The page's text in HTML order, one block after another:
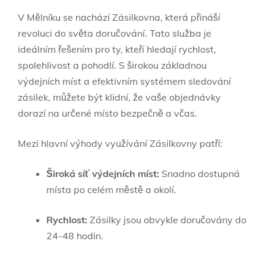
V Mělníku se nachází Zásilkovna, která přináší
revoluci do světa doručování. Tato služba je
ideálním řešením pro ty, kteří hledají rychlost,
spolehlivost a pohodlí. S širokou základnou
výdejních míst a efektivním systémem sledování
zásilek, můžete být klidní, že vaše objednávky
dorazí na určené místo bezpečně a včas.
Mezi hlavní výhody využívání Zásilkovny patří:
Široká síť výdejních míst: Snadno dostupná
místa po celém městě a okolí.
Rychlost: Zásilky jsou obvykle doručovány do
24-48 hodin.